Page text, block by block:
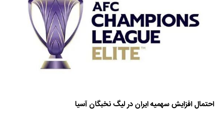
احتمال افزایش سهمیه‌ ایران در لیگ نخبگان آسیا